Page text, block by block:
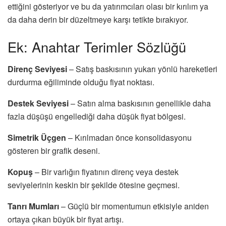
ettiğini gösteriyor ve bu da yatırımcıları olası bir kırılım ya
da daha derin bir düzeltmeye karşı tetikte bırakıyor.
Ek: Anahtar Terimler Sözlüğü
Direnç Seviyesi–Satış baskısının yukarı yönlü hareketleri
durdurma eğiliminde olduğu fiyat noktası.
Destek Seviyesi–Satın alma baskısının genellikle daha
fazla düşüşü engellediği daha düşük fiyat bölgesi.
Simetrik Üçgen – Kırılmadan önce konsolidasyonu
gösteren bir grafik deseni.
Kopuş– Bir varlığın fiyatının direnç veya destek
seviyelerinin keskin bir şekilde ötesine geçmesi.
Tanrı Mumları–Güçlü bir momentumun etkisiyle aniden
ortaya çıkan büyük bir fiyat artışı.